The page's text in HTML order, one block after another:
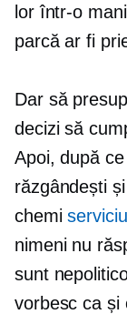
lor într-o
parcă ar fi
Dar să
decizi să
Apoi, după
răzgândești
chemi
nimeni nu
sunt
vorbesc ca și